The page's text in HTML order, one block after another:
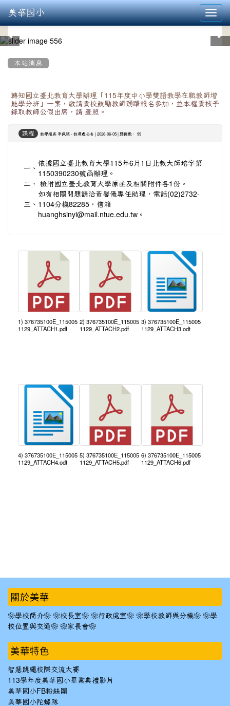
美華國小
本站消息
轉知國立臺北教育大學辦理「115年度中小學雙語教學在職教師增
能學分班」一案，敬請貴校鼓勵教師踴躍報名參加，並本權責核予
錄取教師公假出席，請 查照。
課程 教學組長 李佩穎 - 教導處公告 | 2026-06-05 | 點閱數： 99
一、 依據國立臺北教育大學115年6月1日北教大師培字第
1150390230號函辦理。
二、 檢附國立臺北教育大學原函及相關附件各1份。
三、
如有相關問題請洽黃馨儀專任助理，電話(02)2732-
1104分機82285，信箱
huanghsinyi@mail.ntue.edu.tw。
1) 376735100E_115005
1129_ATTACH1.pdf
2) 376735100E_115005
1129_ATTACH2.pdf
3) 376735100E_115005
1129_ATTACH3.odt
4) 376735100E_115005
1129_ATTACH4.odt
5) 376735100E_115005
1129_ATTACH5.pdf
6) 376735100E_115005
1129_ATTACH6.pdf
::: 關於美華
❀學校簡介❀ ❀校長室❀ ❀行政處室❀ ❀學校教師與分機❀ ❀學
校位置與交通❀ ❀家長會❀
美華特色
智慧跳繩校際交流大賽
113學年度美華國小畢業典禮影片
美華國小FB粉絲團
美華國小陀螺隊